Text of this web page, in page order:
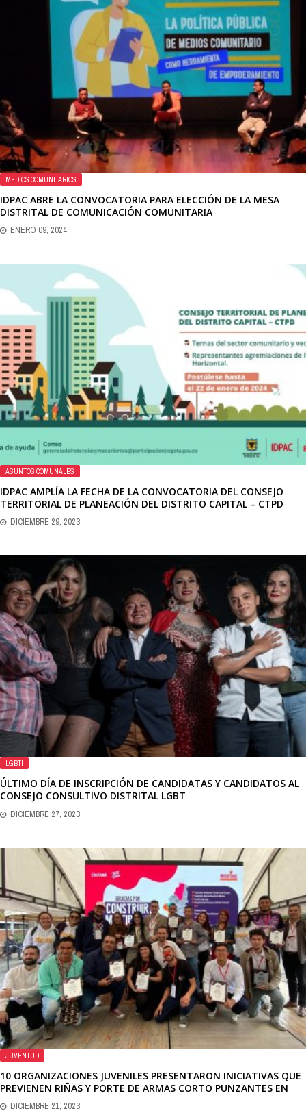
MEDIOS COMUNITARIOS
IDPAC ABRE LA CONVOCATORIA PARA ELECCIÓN DE LA MESA
DISTRITAL DE COMUNICACIÓN COMUNITARIA
ENERO 09, 2024
ASUNTOS COMUNALES
IDPAC AMPLÍA LA FECHA DE LA CONVOCATORIA DEL CONSEJO
TERRITORIAL DE PLANEACIÓN DEL DISTRITO CAPITAL – CTPD
DICIEMBRE 29, 2023
LGBTI
ÚLTIMO DÍA DE INSCRIPCIÓN DE CANDIDATAS Y CANDIDATOS AL
CONSEJO CONSULTIVO DISTRITAL LGBT
DICIEMBRE 27, 2023
JUVENTUD
10 ORGANIZACIONES JUVENILES PRESENTARON INICIATIVAS QUE
PREVIENEN RIÑAS Y PORTE DE ARMAS CORTO PUNZANTES EN
BOSA, CIUDAD BOLÍVAR, KENNEDY Y SUBA
DICIEMBRE 21, 2023